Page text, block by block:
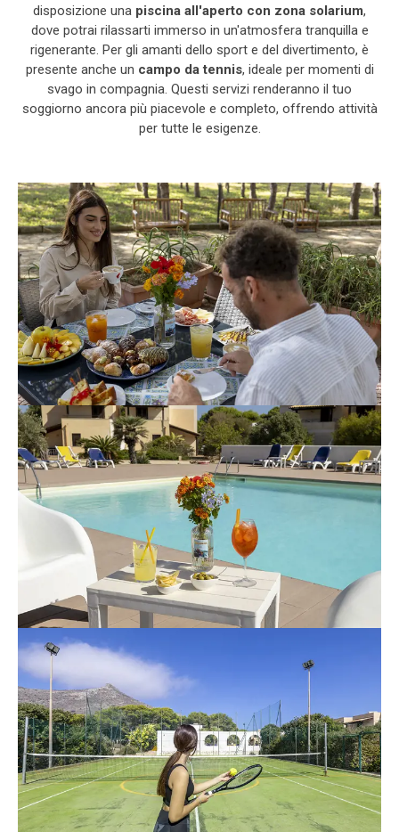
disposizione una piscina all'aperto con zona solarium,
dove potrai rilassarti immerso in un'atmosfera tranquilla e
rigenerante. Per gli amanti dello sport e del divertimento, è
presente anche un campo da tennis, ideale per momenti di
svago in compagnia. Questi servizi renderanno il tuo
soggiorno ancora più piacevole e completo, offrendo attività
per tutte le esigenze.